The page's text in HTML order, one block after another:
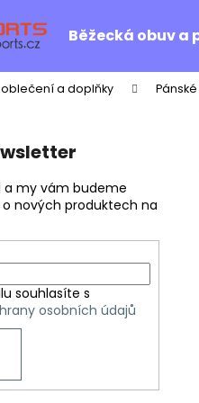
Běžecká obuv a
a doplňky
a my vám budeme
nových produktech na
souhlasíte s
osobních údajů